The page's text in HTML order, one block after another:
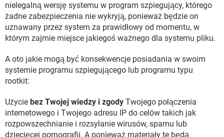
nielegalną wersję systemu w program szpiegujący, którego
żadne zabezpieczenia nie wykryją, ponieważ będzie on
uznawany przez system za prawidłowy od momentu, w
którym zajmie miejsce jakiegoś ważnego dla systemu pliku.
A oto jakie mogą być konsekwencje posiadania w swoim
systemie programu szpiegującego lub programu typu
rootkit:
Użycie bez Twojej wiedzy i zgody Twojego połączenia
internetowego i Twojego adresu IP do celów takich jak
rozpowszechnianie i rozsyłanie wirusów, spamu lub
dziecięcej pornografii. A ponieważ materiały te będą